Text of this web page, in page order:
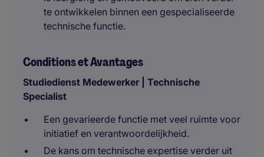
te ontwikkelen binnen een gespecialiseerde
technische functie.
Conditions et Avantages
Studiedienst Medewerker | Technische
Specialist
Een gevarieerde functie met veel ruimte voor
initiatief en verantwoordelijkheid.
De kans om technische expertise verder uit